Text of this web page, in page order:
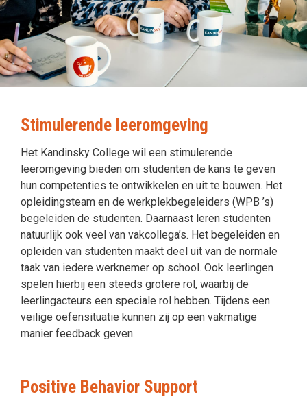
Stimulerende leeromgeving
Het Kandinsky College wil een stimulerende
leeromgeving bieden om studenten de kans te geven
hun competenties te ontwikkelen en uit te bouwen. Het
opleidingsteam en de werkplekbegeleiders (WPB ’s)
begeleiden de studenten. Daarnaast leren studenten
natuurlijk ook veel van vakcollega’s. Het begeleiden en
opleiden van studenten maakt deel uit van de normale
taak van iedere werknemer op school. Ook leerlingen
spelen hierbij een steeds grotere rol, waarbij de
leerlingacteurs een speciale rol hebben. Tijdens een
veilige oefensituatie kunnen zij op een vakmatige
manier feedback geven.
Positive Behavior Support